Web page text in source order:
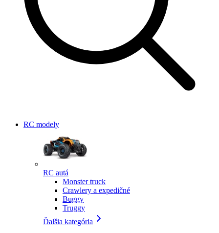
RC modely
RC autá
Monster truck
Crawlery a expedičné
Buggy
Truggy
Ďalšia kategória